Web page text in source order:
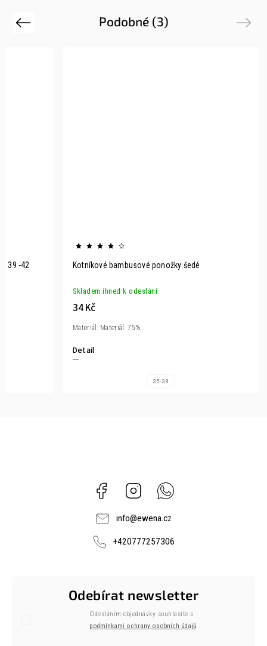
Podobné (3)
Previous
39 -42 Kotníkové bambusové ponožky šedé
Skladem ihned k odeslání
34 Kč
Detail
Materiál: Materiál: 75%...
35-38
Next
Facebook Instagram
info@ewena.cz
+420777257306
Odebírat newsletter
Odesláním objednávky souhlasíte s
podmínkami ochrany osobních údajů